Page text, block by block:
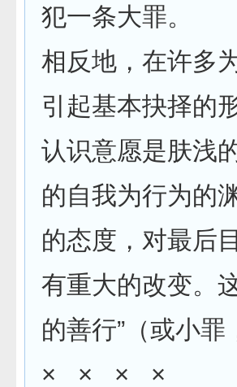
犯一条大罪。
相反地，在许多
引起基本抉择的
认识意愿是肤浅
的自我为行为的
的态度，对最后
有重大的改变。
的善行”（或小
× × × ×